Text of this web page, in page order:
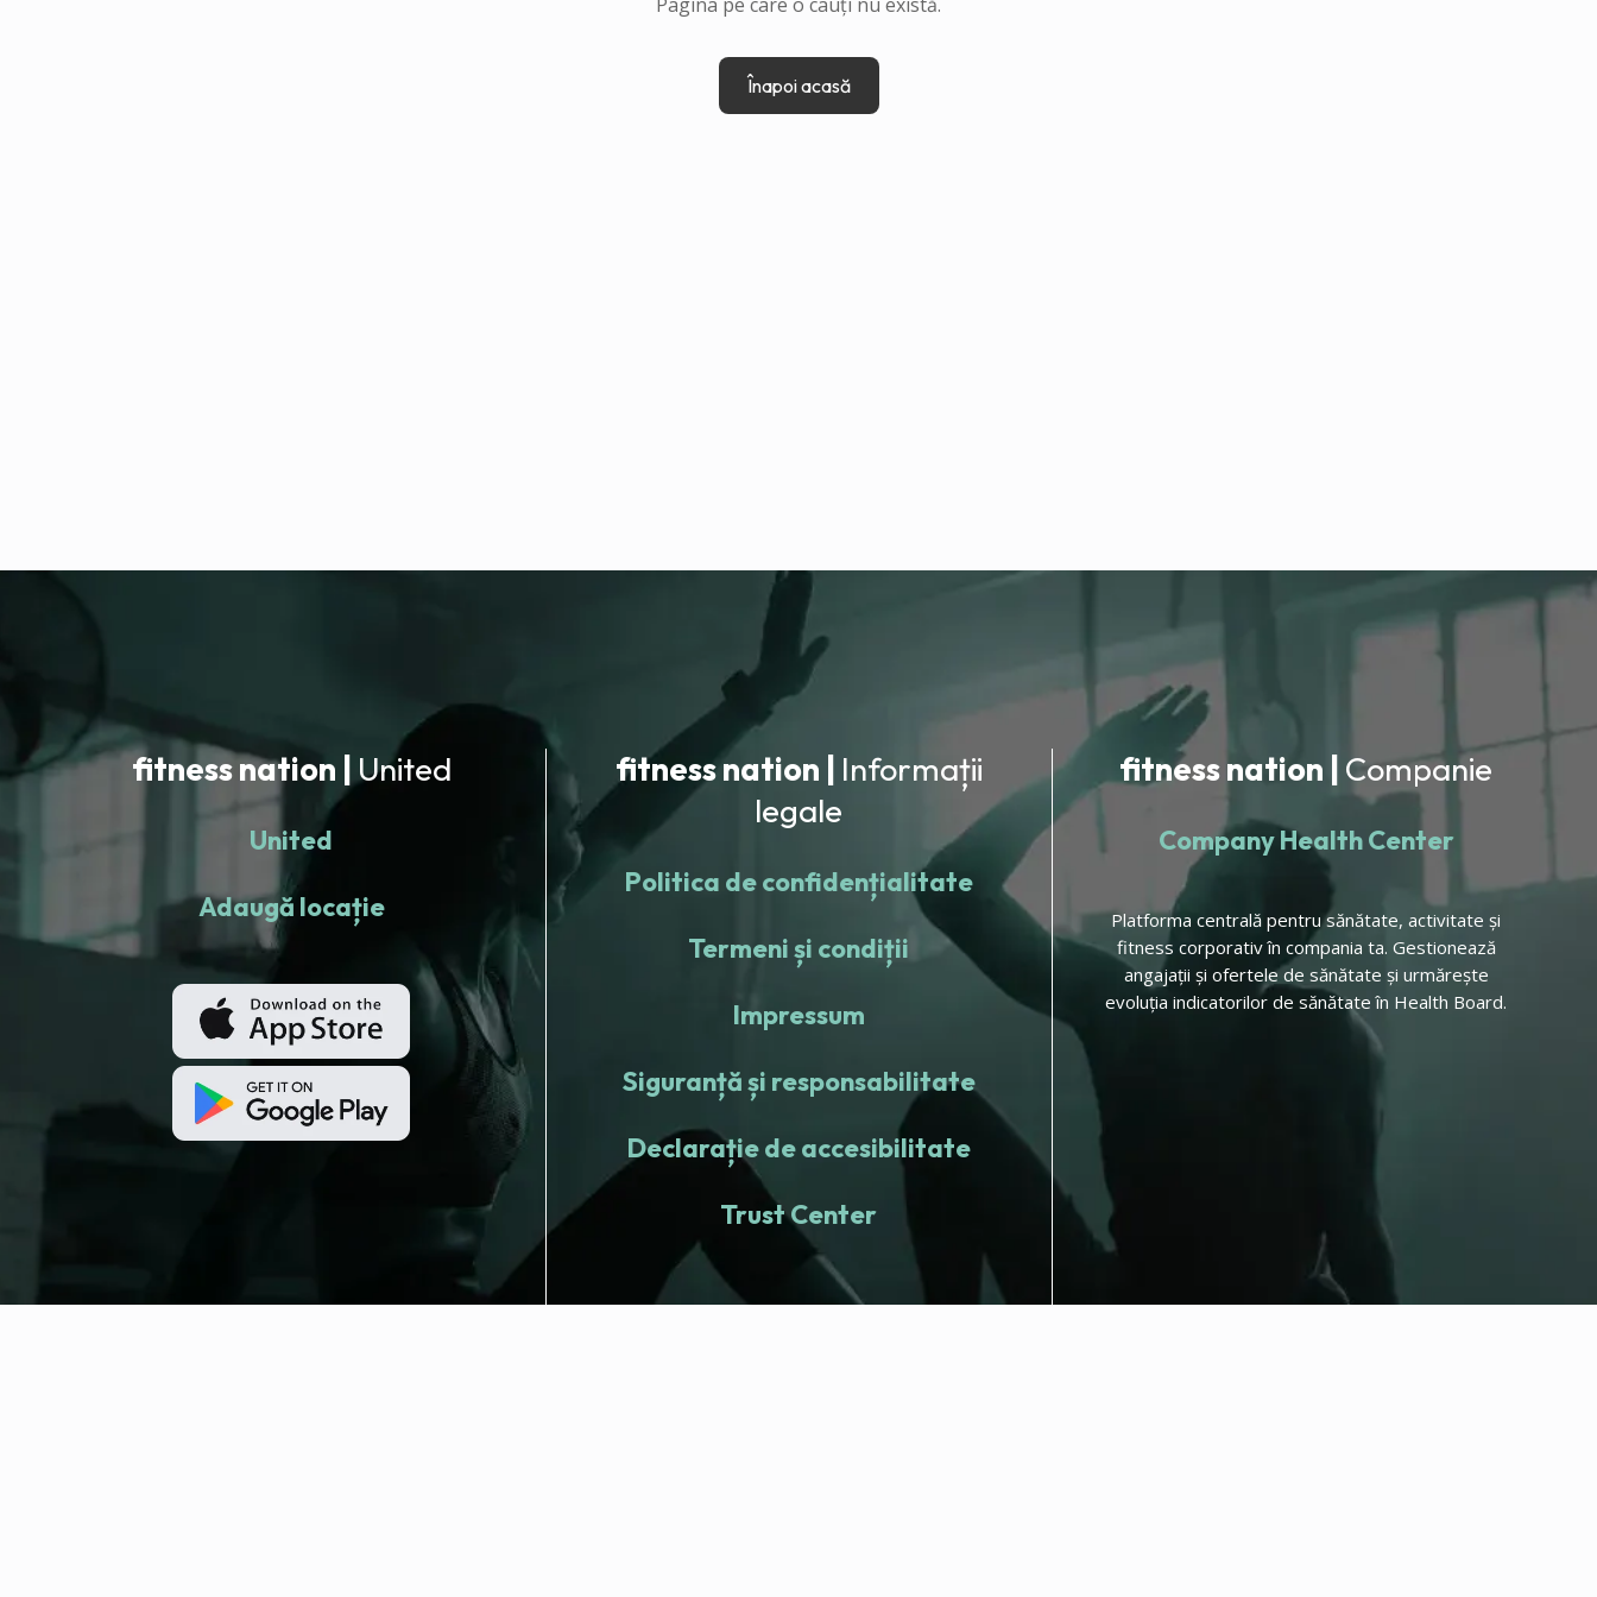
Înapoi acasă
fitness nation | United
United
Adaugă locație
fitness nation | Informații
legale
Politica de confidențialitate
Termeni și condiții
Impressum
Siguranță și responsabilitate
Declarație de accesibilitate
Trust Center
fitness nation | Companie
Company Health Center
Platforma centrală pentru sănătate, activitate și
fitness corporativ în compania ta. Gestionează
angajații și ofertele de sănătate și urmărește
evoluția indicatorilor de sănătate în Health Board.